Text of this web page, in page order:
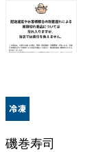
磯巻寿司